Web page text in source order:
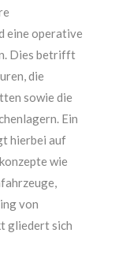
eine operative
Dies betrifft
die
sowie die
Ein
hierbei auf
wie
von
gliedert sich